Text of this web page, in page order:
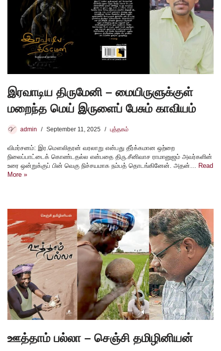
இரவாடிய திருமேனி – மையிருளுக்குள்
மறைந்த மெய் இருளைப் பேசும் காவியம்
admin September 11, 2025 புத்தகம்
விமர்சனம்: இர.மௌலிதரன் வரலாறு என்பது தீர்க்கமான ஒற்றை
நிலைப்பாட்டைக் கொண்டதல்ல என்பதை திரு.சீனிவாச ராமானுஜம் அவர்களின்
உரை ஒன்றுக்குப் பின் வெகு நிச்சயமாக நம்பத் தொடங்கினேன். அதன்… Read
More »
ஊத்தாம் பல்லா – செஞ்சி தமிழினியன்